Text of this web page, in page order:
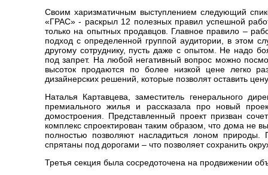
Своим харизматичным выступлением следующий
«ГРАС» - раскрыл 12 полезных правил успешной
только на опытных продавцов. Главное правило –
подход с определенной группой аудитории, в этом
другому сотруднику, пусть даже с опытом. Не надо
под запрет. На любой негативный вопрос можно
высоток продаются по более низкой цене легко
дизайнерских решений, которые позволят оставить
Наталья Картавцева, заместитель генерального
премиального жилья и рассказала про новый
домостроения. Представленный проект призван
комплекс спроектирован таким образом, что дома не
полностью позволяют насладиться лоном
спрятаны под дорогами – что позволяет сохранить
Третья секция была сосредоточена на продвижении